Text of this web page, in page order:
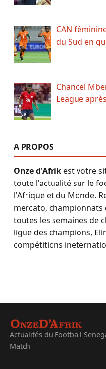
CAN
du Sud en
Chancel
League
A PROPOS
Onze d'Afrikest votre
toute l'actualité sur le
l'Afrique et du Monde.
mercato, championnats
toutes les semaines de
ligue des champions,
compétitions
Actualités du Football
Match